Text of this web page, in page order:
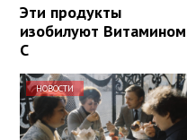
Эти продукты
изобилуют Витамином
С
НОВОСТИ